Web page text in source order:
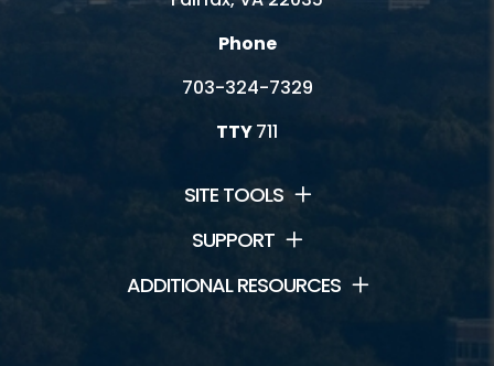
Phone
703-324-7329
TTY711
SITE TOOLS
SUPPORT
ADDITIONAL RESOURCES